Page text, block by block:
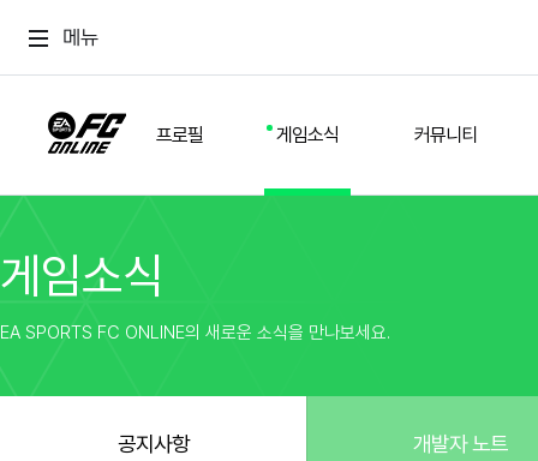
메뉴
프로필 게임소식 커뮤니티
스쿼드
경기 기록
커뮤니티
방명록
설정
업데이트
유저 가이드
게임 플레이 버그 제보
게임소식
EA SPORTS FC ONLINE의 새로운 소식을 만나보세요.
공지사항 개발자 노트